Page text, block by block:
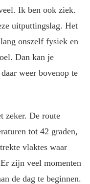
Ik ben ook ziek.
uitputtingslag. Het
onszelf fysiek en
Dan kan je
weer bovenop te
zeker. De route
tot 42 graden,
vlaktes waar
zijn veel momenten
de dag te beginnen.